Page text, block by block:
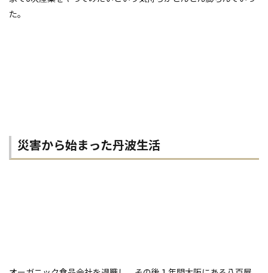
た。
災害から始まった丹波生活